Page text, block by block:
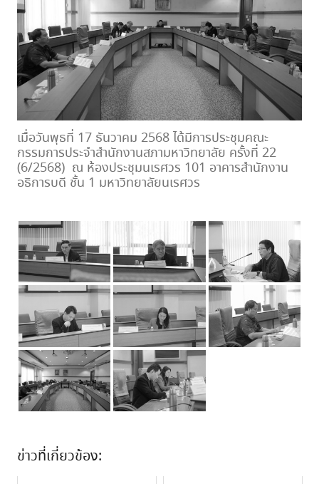
เมื่อวันพุธที่ 17 ธันวาคม 2568 ได้มีการประชุมคณะ
กรรมการประจำสำนักงานสภามหาวิทยาลัย ครั้งที่ 22
(6/2568) ณ ห้องประชุมนเรศวร 101 อาคารสำนักงาน
อธิการบดี ชั้น 1 มหาวิทยาลัยนเรศวร
ข่าวที่เกี่ยวข้อง: